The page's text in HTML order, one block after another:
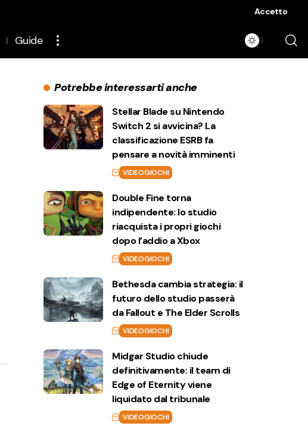
Accetto
Guide
Potrebbe interessarti anche
Stellar Blade su Nintendo
Switch 2 si avvicina? La
classificazione ESRB fa
pensare a novità imminenti
VIDEOGIOCHI
Double Fine torna
indipendente: lo studio
riacquista i propri giochi
dopo l’addio a Xbox
VIDEOGIOCHI
Bethesda cambia strategia: il
futuro dello studio passerà
da Fallout e The Elder Scrolls
VIDEOGIOCHI
Midgar Studio chiude
definitivamente: il team di
Edge of Eternity viene
liquidato dal tribunale
VIDEOGIOCHI